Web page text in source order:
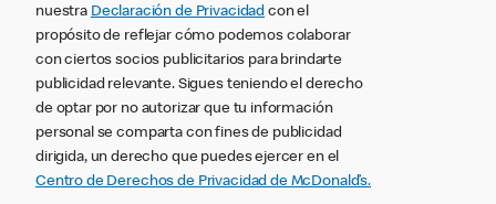
nuestra Declaración de Privacidad con el
propósito de reflejar cómo podemos colaborar
con ciertos socios publicitarios para brindarte
publicidad relevante. Sigues teniendo el derecho
de optar por no autorizar que tu información
personal se comparta con fines de publicidad
dirigida, un derecho que puedes ejercer en el
Centro de Derechos de Privacidad de McDonald’s.